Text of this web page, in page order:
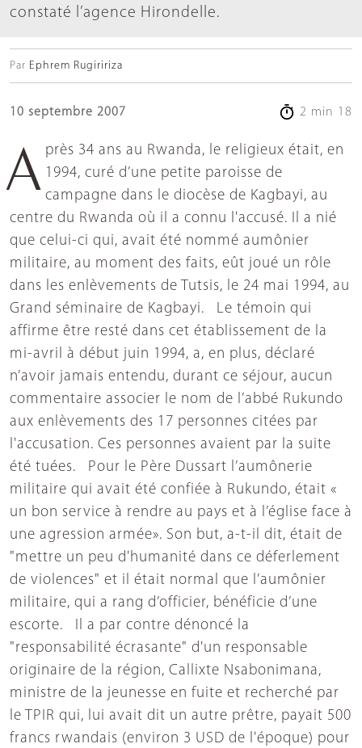
constaté l’agence Hirondelle.
Par Ephrem Rugiririza
10 septembre 2007 2 min 18
Après 34 ans au Rwanda, le religieux était, en
1994, curé d’une petite paroisse de
campagne dans le diocèse de Kagbayi, au
centre du Rwanda où il a connu l'accusé. Il a nié
que celui-ci qui, avait été nommé aumônier
militaire, au moment des faits, eût joué un rôle
dans les enlèvements de Tutsis, le 24 mai 1994, au
Grand séminaire de Kagbayi. Le témoin qui
affirme être resté dans cet établissement de la
mi-avril à début juin 1994, a, en plus, déclaré
n’avoir jamais entendu, durant ce séjour, aucun
commentaire associer le nom de l’abbé Rukundo
aux enlèvements des 17 personnes citées par
l'accusation. Ces personnes avaient par la suite
été tuées. Pour le Père Dussart l’aumônerie
militaire qui avait été confiée à Rukundo, était «
un bon service à rendre au pays et à l’église face à
une agression armée». Son but, a-t-il dit, était de
"mettre un peu d'humanité dans ce déferlement
de violences" et il était normal que l’aumônier
militaire, qui a rang d’officier, bénéficie d’une
escorte. Il a par contre dénoncé la
"responsabilité écrasante" d'un responsable
originaire de la région, Callixte Nsabonimana,
ministre de la jeunesse en fuite et recherché par
le TPIR qui, lui avait dit un autre prêtre, payait 500
francs rwandais (environ 3 USD de l'époque) pour